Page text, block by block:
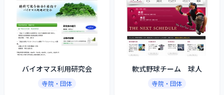
バイオマス利用研究会
寺院・団体
軟式野球チーム 球人
寺院・団体